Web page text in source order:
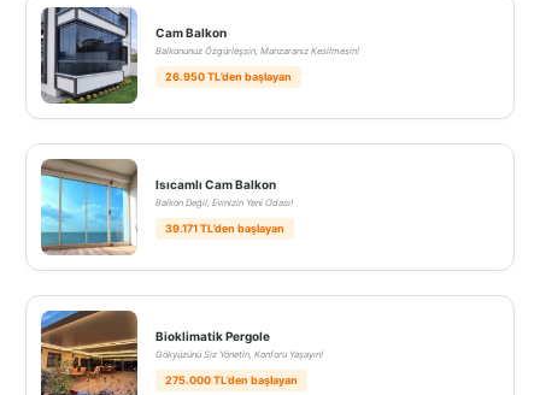
Cam Balkon
Balkonunuz Özgürleşsin, Manzaranız Kesilmesin!
26.950 TL’den başlayan
Isıcamlı Cam Balkon
Balkon Değil, Evinizin Yeni Odası!
39.171 TL’den başlayan
Bioklimatik Pergole
Gökyüzünü Siz Yönetin, Konforu Yaşayın!
275.000 TL’den başlayan